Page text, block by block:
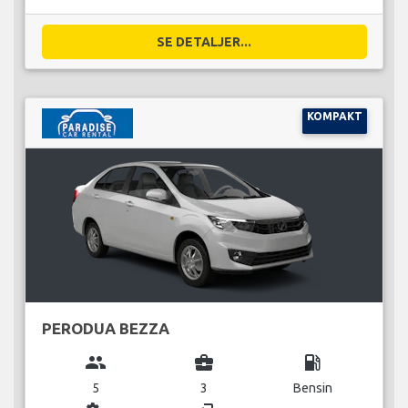
SE DETALJER...
KOMPAKT
PERODUA BEZZA
group
5
business_center
3
local_gas_station
Bensin